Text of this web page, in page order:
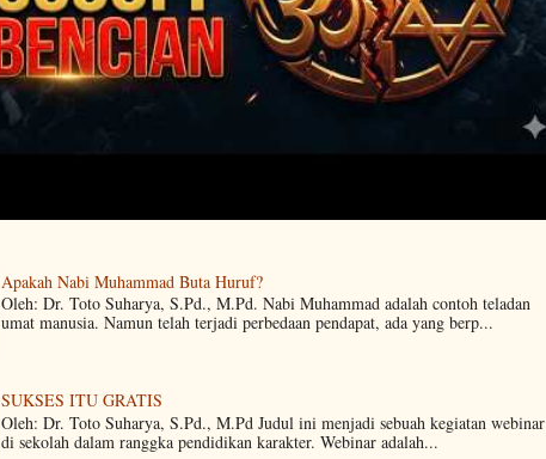
Apakah Nabi Muhammad Buta Huruf?
Oleh: Dr. Toto Suharya, S.Pd., M.Pd. Nabi Muhammad adalah contoh teladan
umat manusia. Namun telah terjadi perbedaan pendapat, ada yang berp...
SUKSES ITU GRATIS
Oleh: Dr. Toto Suharya, S.Pd., M.Pd Judul ini menjadi sebuah kegiatan webinar
di sekolah dalam ranggka pendidikan karakter. Webinar adalah...